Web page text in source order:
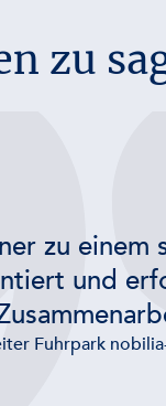
zu
zu
und
Fuhrpark